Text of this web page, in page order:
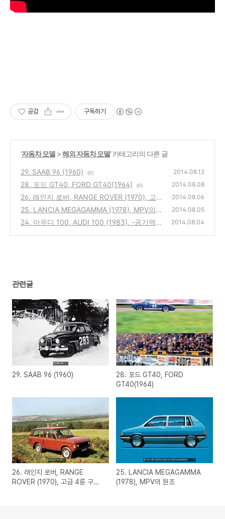
공감 구독하기
'자동차 모델 >해외 자동차 모델' 카테고리의 다른 글
29. SAAB 96 (1960) (0) 2014.08.12
28. 포드 GT40, FORD GT40(1964) (0) 2014.08.08
26. 래인지 로버, RANGE ROVER (1970), 고급
4륜 구동차의 대명사
(0)
2014.08.06
25. LANCIA MEGAGAMMA (1978), MPV의
원조
(0)
2014.08.05
24. 아우디 100, AUDI 100 (1983), -공기역학
2014.08.04
관련글
29. SAAB 96 (1960)
28. 포드 GT40, FORD
GT40(1964)
26. 래인지 로버, RANGE
ROVER (1970), 고급 4륜 구동
25. LANCIA MEGAGAMMA
(1978), MPV의 원조